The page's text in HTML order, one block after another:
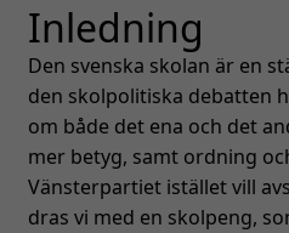
Bli medlem i SKP
Länkar
Kontakt
English
Inledning
Den svenska skolan är en
den skolpolitiska debatten
om både det ena och det
mer betyg, samt ordning
Vänsterpartiet istället vill
dras vi med en skolpeng,